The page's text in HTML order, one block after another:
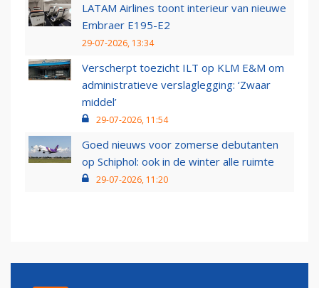
LATAM Airlines toont interieur van nieuwe
Embraer E195-E2
29-07-2026, 13:34
Verscherpt toezicht ILT op KLM E&M om
administratieve verslaglegging: ‘Zwaar
middel’
29-07-2026, 11:54
Goed nieuws voor zomerse debutanten
op Schiphol: ook in de winter alle ruimte
29-07-2026, 11:20